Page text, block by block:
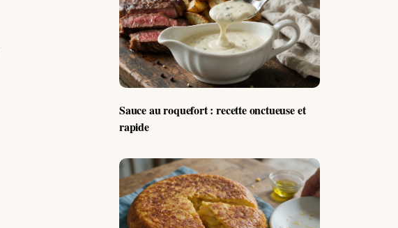
Sauce au roquefort : recette onctueuse et
rapide